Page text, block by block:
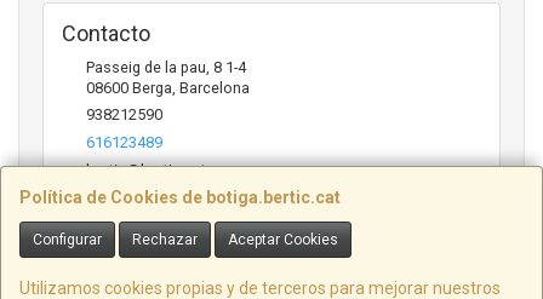
Política de Cookies de botiga.bertic.cat
Configurar Rechazar Aceptar Cookies
Utilizamos cookies propias y de terceros para mejorar nuestros
Contacto
Passeig de la pau, 8 1-4
08600 Berga Barcelona
938212590
616123489
bertic@bertic.cat
Horario
Lunes a Viernes (9h-14h | 15h-18h)